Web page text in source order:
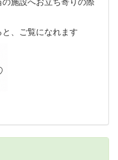
、ご覧になれます